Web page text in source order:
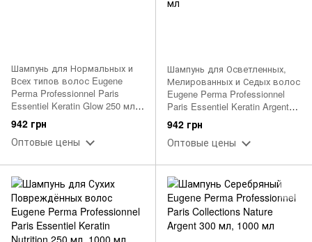
Шампунь для Нормальных и
Всех типов волос Eugene
Perma Professionnel Paris
Essentiel Keratin Glow 250 мл,
1000 мл
942 грн
Оптовые цены
Шампунь для Осветленных,
Мелированных и Седых волос
Eugene Perma Professionnel
Paris Essentiel Keratin Argent
250 мл, 1000 мл
942 грн
Оптовые цены